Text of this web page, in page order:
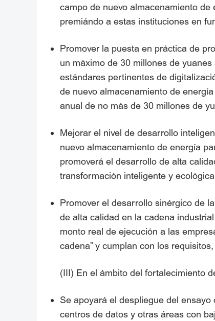
campo de nuevo almacenamiento
premiándo a estas instituciones en
Promover la puesta en práctica de
un máximo de 30 millones de
estándares pertinentes de
de nuevo almacenamiento de
anual de no más de 30 millones de
Mejorar el nivel de desarrollo
nuevo almacenamiento de energía
promoverá el desarrollo de alta
transformación inteligente y
Promover el desarrollo sinérgico de
de alta calidad en la cadena
monto real de ejecución a las
cadena” y cumplan con los
(III) En el ámbito del fortalecimiento
Se apoyará el despliegue del
centros de datos y otras áreas con